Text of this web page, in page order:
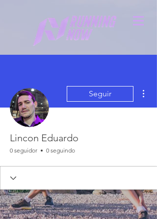
Seguir
Lincon Eduardo
0 seguidor 0 seguindo